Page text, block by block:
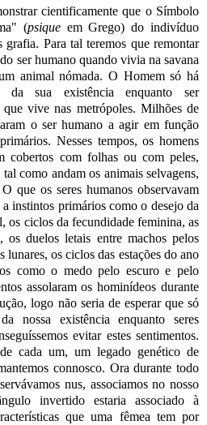
cientificamente que o Símbolo
(psiqueem Grego) do indivíduo
Para tal teremos que remontar
ser humano quando vivia na savana
animal nómada. O Homem só há
sua existência enquanto ser
vive nas metrópoles. Milhões de
o ser humano a agir em função
Nesses tempos, os homens
cobertos com folhas ou com peles,
como andam os animais selvagens,
que os seres humanos observavam
a instintos primários como o desejo da
os ciclos da fecundidade feminina, as
os duelos letais entre machos pelos
lunares, os ciclos das estações do ano
como o medo pelo escuro e pelo
assolaram os hominídeos durante
logo não seria de esperar que só
nossa existência enquanto seres
evitar estes sentimentos.
cada um, um legado genético de
connosco. Ora durante todo
nus, associamos no nosso
invertido estaria associado à
que uma fêmea tem por